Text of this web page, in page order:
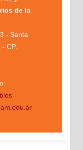
de la
- Santa
- CP: